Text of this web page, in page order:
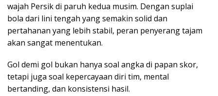
wajah Persik di paruh kedua musim. Dengan suplai
bola dari lini tengah yang semakin solid dan
pertahanan yang lebih stabil, peran penyerang tajam
akan sangat menentukan.
Gol demi gol bukan hanya soal angka di papan skor,
tetapi juga soal kepercayaan diri tim, mental
bertanding, dan konsistensi hasil.